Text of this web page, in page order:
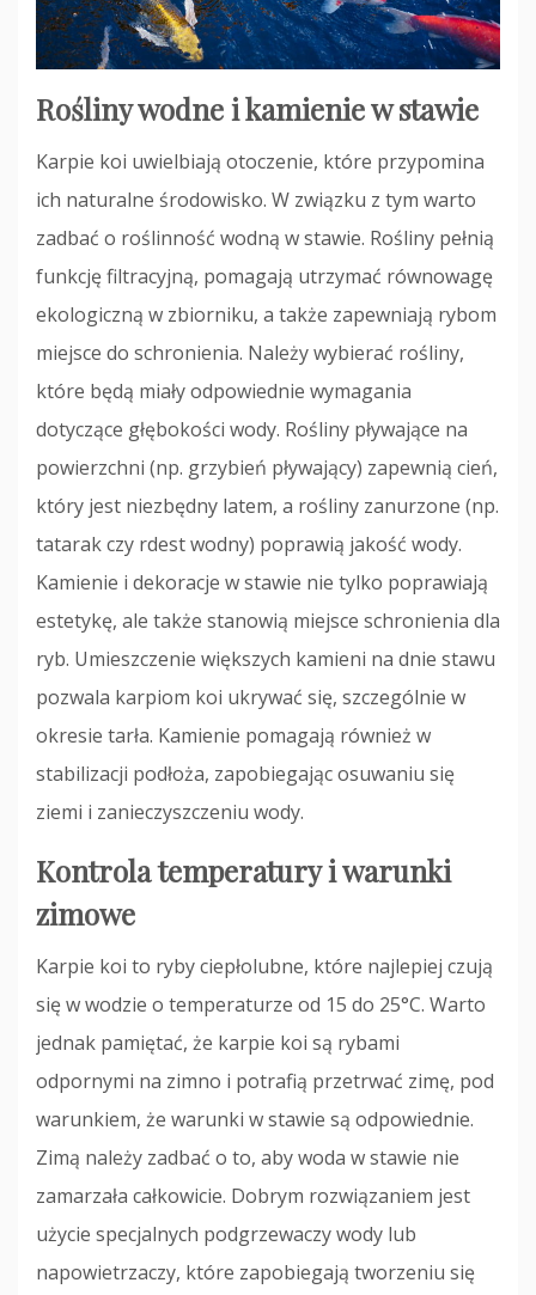
Rośliny wodne i kamienie w stawie
Karpie koi uwielbiają otoczenie, które przypomina
ich naturalne środowisko. W związku z tym warto
zadbać o roślinność wodną w stawie. Rośliny pełnią
funkcję filtracyjną, pomagają utrzymać równowagę
ekologiczną w zbiorniku, a także zapewniają rybom
miejsce do schronienia. Należy wybierać rośliny,
które będą miały odpowiednie wymagania
dotyczące głębokości wody. Rośliny pływające na
powierzchni (np. grzybień pływający) zapewnią cień,
który jest niezbędny latem, a rośliny zanurzone (np.
tatarak czy rdest wodny) poprawią jakość wody.
Kamienie i dekoracje w stawie nie tylko poprawiają
estetykę, ale także stanowią miejsce schronienia dla
ryb. Umieszczenie większych kamieni na dnie stawu
pozwala karpiom koi ukrywać się, szczególnie w
okresie tarła. Kamienie pomagają również w
stabilizacji podłoża, zapobiegając osuwaniu się
ziemi i zanieczyszczeniu wody.
Kontrola temperatury i warunki
zimowe
Karpie koi to ryby ciepłolubne, które najlepiej czują
się w wodzie o temperaturze od 15 do 25°C. Warto
jednak pamiętać, że karpie koi są rybami
odpornymi na zimno i potrafią przetrwać zimę, pod
warunkiem, że warunki w stawie są odpowiednie.
Zimą należy zadbać o to, aby woda w stawie nie
zamarzała całkowicie. Dobrym rozwiązaniem jest
użycie specjalnych podgrzewaczy wody lub
napowietrzaczy, które zapobiegają tworzeniu się